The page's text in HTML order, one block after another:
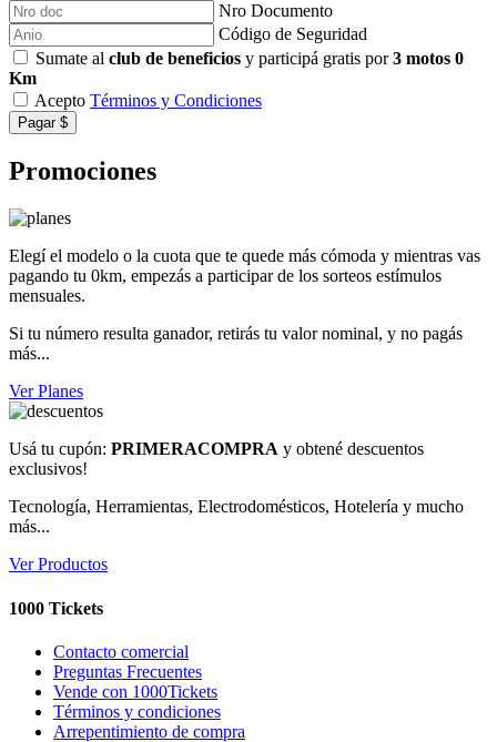
Nro Documento
Código de Seguridad
Sumate al club de beneficios y participá gratis por3 motos 0
Km
Acepto Términos y Condiciones
Pagar $
Promociones
Elegí el modelo o la cuota que te quede más cómoda y mientras vas
pagando tu 0km, empezás a participar de los sorteos estímulos
mensuales.
Si tu número resulta ganador, retirás tu valor nominal, y no pagás
más...
Ver Planes
Usá tu cupón: PRIMERACOMPRA y obtené descuentos
exclusivos!
Tecnología, Herramientas, Electrodomésticos, Hotelería y mucho
más...
Ver Productos
1000 Tickets
Contacto comercial
Preguntas Frecuentes
Vende con 1000Tickets
Términos y condiciones
Arrepentimiento de compra